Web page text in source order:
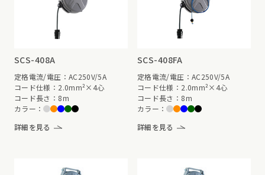
SCS-408A
定格電流/電圧：AC250V/5A
コード仕様：2.0mm²×4心
コード長さ：8m
カラー：
詳細を見る
SCS-408FA
定格電流/電圧：AC250V/5A
コード仕様：2.0mm²×4心
コード長さ：8m
カラー：
詳細を見る